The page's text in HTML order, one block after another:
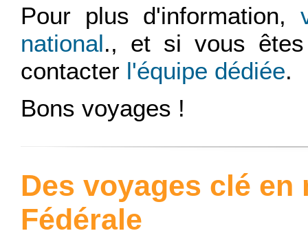
Pour plus d'information,
national., et si vous
contacter l'équipe dédiée.
Bons voyages !
Des voyages clé en
Fédérale